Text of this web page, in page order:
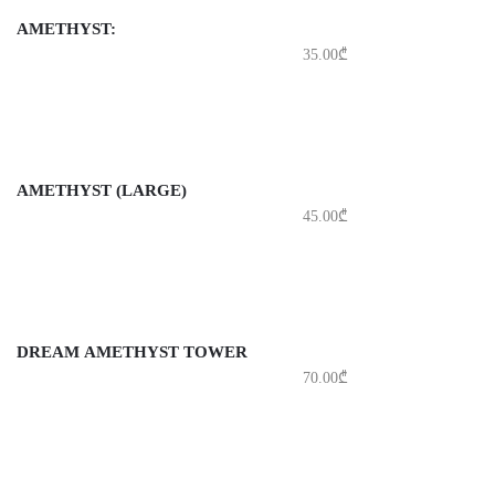
AMETHYST:
35.00₾
AMETHYST (LARGE)
45.00₾
DREAM AMETHYST TOWER
70.00₾